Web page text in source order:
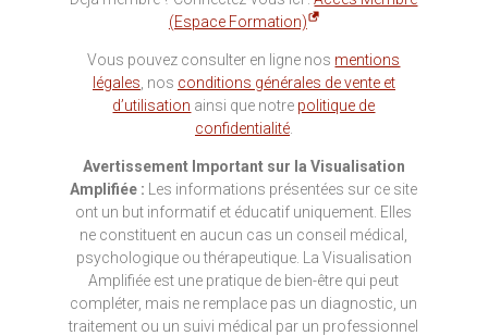
(Espace Formation)
Vous pouvez consulter en ligne nos mentions
légales , nos conditions générales de vente et
d’utilisation ainsi que notre politique de
confidentialité.
Avertissement Important sur la Visualisation
Amplifiée : Les informations présentées sur ce site
ont un but informatif et éducatif uniquement. Elles
ne constituent en aucun cas un conseil médical,
psychologique ou thérapeutique. La Visualisation
Amplifiée est une pratique de bien-être qui peut
compléter, mais ne remplace pas un diagnostic, un
traitement ou un suivi médical par un professionnel